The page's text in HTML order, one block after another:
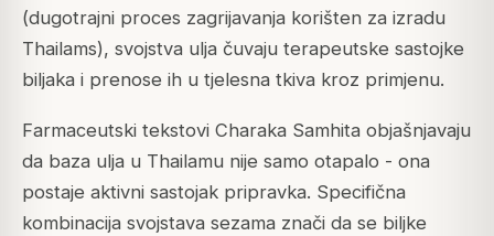
(dugotrajni proces zagrijavanja korišten za izradu
Thailams), svojstva ulja čuvaju terapeutske sastojke
biljaka i prenose ih u tjelesna tkiva kroz primjenu.
Farmaceutski tekstovi Charaka Samhita objašnjavaju
da baza ulja u Thailamu nije samo otapalo - ona
postaje aktivni sastojak pripravka. Specifična
kombinacija svojstava sezama znači da se biljke